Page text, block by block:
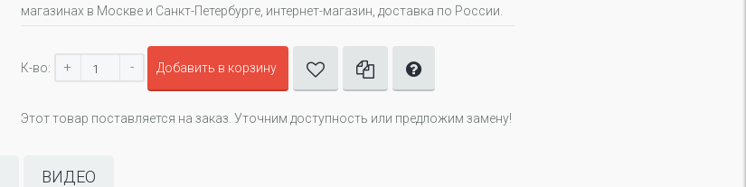
магазинах в Москве и Санкт-Петербурге, интернет-магазин, доставка по России.
К-во: + - Добавить в корзину
Этот товар поставляется на заказ. Уточним доступность или предложим замену!
ВИДЕО